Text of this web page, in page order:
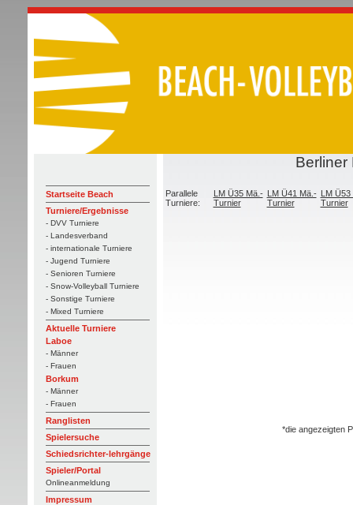
Startseite Beach
Turniere/Ergebnisse
- DVV Turniere
- Landesverband
- internationale Turniere
- Jugend Turniere
- Senioren Turniere
- Snow-Volleyball Turniere
- Sonstige Turniere
- Mixed Turniere
Aktuelle Turniere
Laboe
- Männer
- Frauen
Borkum
- Männer
- Frauen
Ranglisten
Spielersuche
Schiedsrichter-lehrgänge
Spieler/Portal
Onlineanmeldung
Impressum
Berliner
Parallele
Turniere:
LM Ü35 Mä.-
Turnier
LM Ü41 Mä.-
Turnier
LM Ü53
Turnier
*die angezeigten